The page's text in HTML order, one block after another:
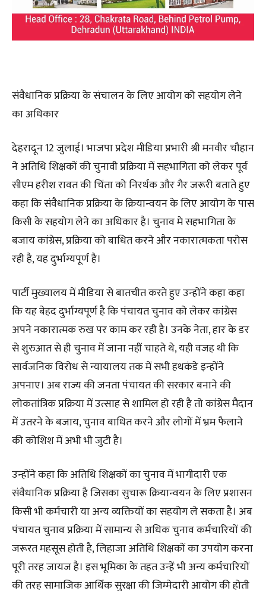
संवैधानिक प्रक्रिया के संचालन के लिए आयोग को सहयोग लेने
का अधिकार
देहरादून 12 जुलाई। भाजपा प्रदेश मीडिया प्रभारी श्री मनवीर चौहान
ने अतिथि शिक्षकों की चुनावी प्रक्रिया में सहभागिता को लेकर पूर्व
सीएम हरीश रावत की चिंता को निरर्थक और गैर जरूरी बताते हुए
कहा कि संवैधानिक प्रक्रिया के क्रियान्वयन के लिए आयोग के पास
किसी के सहयोग लेने का अधिकार है। चुनाव मे सहभागिता के
बजाय कांग्रेस, प्रक्रिया को बाधित करने और नकारात्मकता परोस
रही है, यह दुर्भाग्यपूर्ण है।
पार्टी मुख्यालय में मीडिया से बातचीत करते हुए उन्होंने कहा कहा
कि यह बेहद दुर्भाग्यपूर्ण है कि पंचायत चुनाव को लेकर कांग्रेस
अपने नकारात्मक रुख पर काम कर रही है। उनके नेता, हार के डर
से शुरुआत से ही चुनाव में जाना नहीं चाहते थे, यही वजह थी कि
सार्वजनिक विरोध से न्यायालय तक में सभी हथकंडे इन्होंने
अपनाए। अब राज्य की जनता पंचायत की सरकार बनाने की
लोकतांत्रिक प्रक्रिया में उत्साह से शामिल हो रही है तो कांग्रेस मैदान
में उतरने के बजाय, चुनाव बाधित करने और लोगों में भ्रम फैलाने
की कोशिश में अभी भी जुटी है।
उन्होंने कहा कि अतिथि शिक्षकों का चुनाव में भागीदारी एक
संवैधानिक प्रक्रिया है जिसका सुचारू क्रियान्वयन के लिए प्रशासन
किसी भी कर्मचारी या अन्य व्यक्तियों का सहयोग ले सकता है। अब
पंचायत चुनाव प्रक्रिया में सामान्य से अधिक चुनाव कर्मचारियों की
जरूरत महसूस होती है, लिहाजा अतिथि शिक्षकों का उपयोग करना
पूरी तरह जायज है। इस भूमिका के तहत उन्हें भी अन्य कर्मचारियों
की तरह सामाजिक आर्थिक सुरक्षा की जिम्मेदारी आयोग की होती